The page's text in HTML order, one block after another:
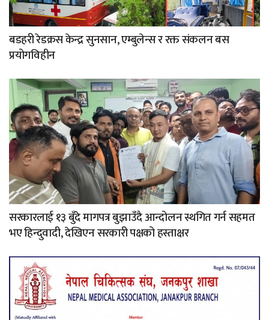
बडहरी रेडक्रस केन्द्र सुनसान, एम्बुलेन्स र रक्त संकलन बस
प्रयोगविहीन
सरकारलाई १३ बुँदे मागपत्र बुझाउँदै आन्दोलन स्थगित गर्न सहमत
भए हिन्दुवादी, देखिएन सरकारी पक्षको हस्ताक्षर